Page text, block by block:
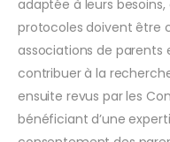
adaptée à leurs
protocoles doivent être
associations de
contribuer à la
ensuite revus par les
bénéficiant d’une